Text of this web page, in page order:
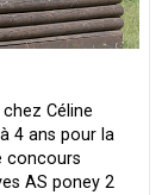
Céline
4 ans pour la
concours
AS poney 2